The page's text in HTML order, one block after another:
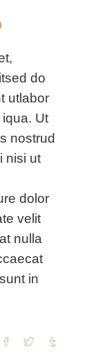
do
utlabor
Ut
nostrud
nisi ut
dolor
velit
nulla
in